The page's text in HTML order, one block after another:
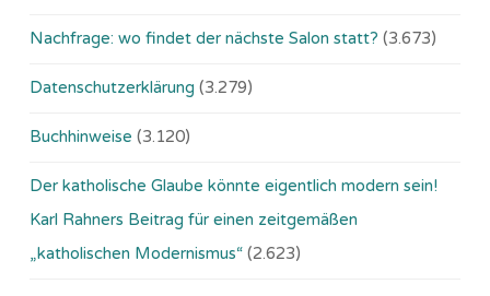
Nachfrage: wo findet der nächste Salon statt? (3.673)
Datenschutzerklärung (3.279)
Buchhinweise (3.120)
Der katholische Glaube könnte eigentlich modern sein!
Karl Rahners Beitrag für einen zeitgemäßen
„katholischen Modernismus“ (2.623)